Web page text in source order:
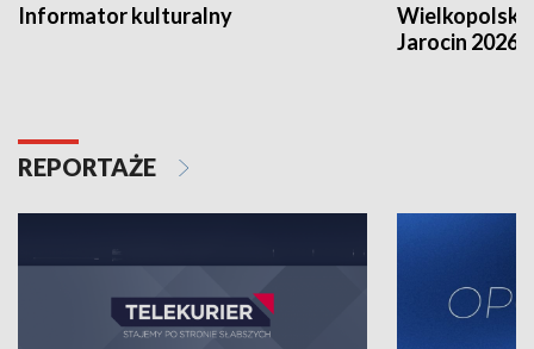
Informator kulturalny
Jarocin 2026
REPORTAŻE